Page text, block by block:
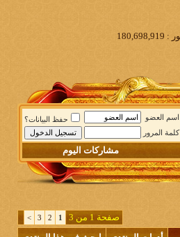
اسم العضو
حفظ البيانات؟
كلمة المرور
مشاركات اليوم
صفحة 1 من 3 1
2
3
>